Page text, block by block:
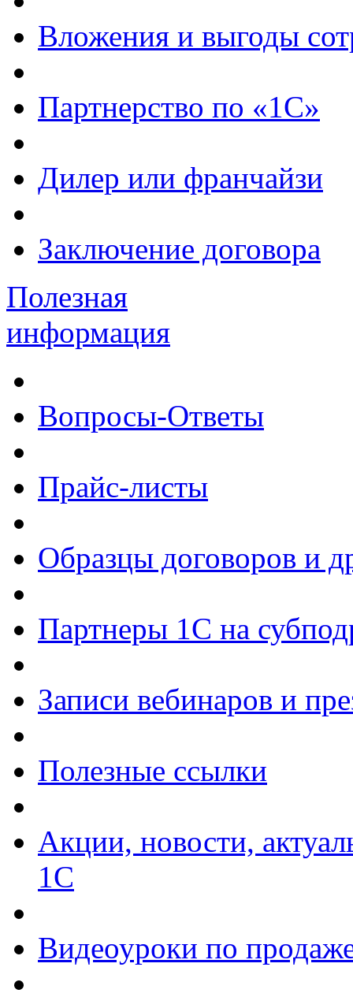
Вложения и выгоды
Партнерство по «1С»
Дилер или франчайзи
Заключение договора
Полезная
информация
Вопросы-Ответы
Прайс-листы
Образцы договоров и
Партнеры 1С на
Записи вебинаров и
Полезные ссылки
Акции, новости,
1С
Видеоуроки по